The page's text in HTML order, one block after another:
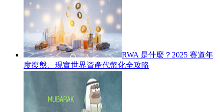
RWA 是什麼？2025 賽道年
度復盤、現實世界資產代幣化全攻略